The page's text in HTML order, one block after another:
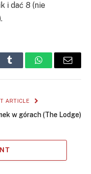
i dać 8 (nie
Tumblr WhatsAppEmail
ARTICLE
w górach (The Lodge)